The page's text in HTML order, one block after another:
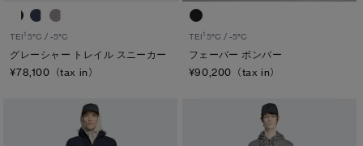
TEI1 5°C / -5°C
グレーシャー トレイル スニーカー
¥78,100（tax in）
TEI15°C / -5°C
フェーバー ボンバー
¥90,200（tax in）